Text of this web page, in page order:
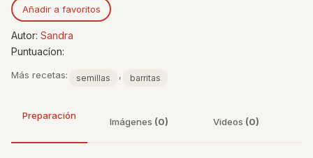
Añadir a favoritos
Autor: Sandra
Puntuacíon:
Más recetas: semillas , barritas
Preparación
Imágenes (0) Videos (0)